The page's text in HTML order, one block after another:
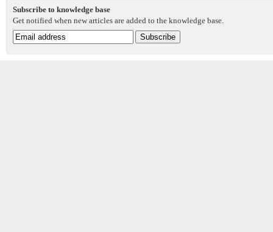
Subscribe to knowledge base
Get notified when new articles are added to the knowledge base.